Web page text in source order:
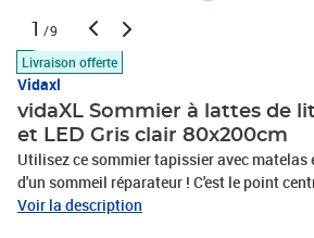
1 /9
Livraison offerte
Vidaxl
vidaXL Sommier à lattes de
et LED Gris clair 80x200cm
Utilisez ce sommier tapissier avec matelas
d'un sommeil réparateur ! C'est le point
coucher. Tissu durable : le tissu présente un
Voir la description